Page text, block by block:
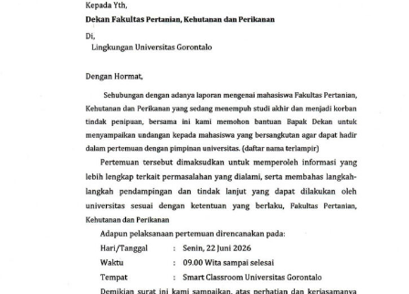
setelah seluruh tahapan pemeriksaan diselesaikan secara
menyeluruh,” tambah Robby secara diplomatis.
Sebagaimana diberitakan sebelumnya, isu miring
mengenai dugaan penggelapan dana di lingkungan
FPKP UNIGO pertama kali meledak ke publik
pascaberedarnya surat pemanggilan resmi dari birokrasi
kampus terhadap belasan mahasiswa. Pemanggilan
tersebut ditujukan untuk mencocokkan dokumen
kuitansi manual dengan data digital, menyusul adanya
gelombang laporan keberatan dari para mahasiswa yang
merasa dirugikan oleh pola penataan administrasi
keuangan di fakultas tersebut.